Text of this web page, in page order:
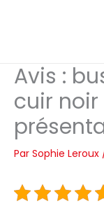
Avis :
cuir
Par Sophie Leroux